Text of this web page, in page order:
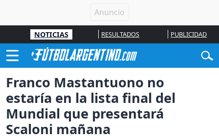
NOTICIAS RESULTADOS PUBLICIDAD
Franco Mastantuono no
estaría en la lista final del
Mundial que presentará
Scaloni mañana